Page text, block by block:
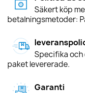
Säkert köp
betalningsmetoder:
Specifika och
paket levererade.
Garanti